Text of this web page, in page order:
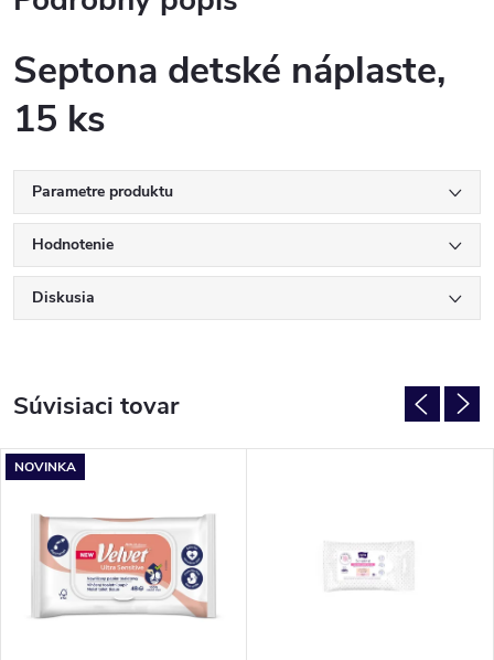
Septona detské náplaste,
15 ks
Parametre produktu
Hodnotenie
Diskusia
Súvisiaci tovar
NOVINKA